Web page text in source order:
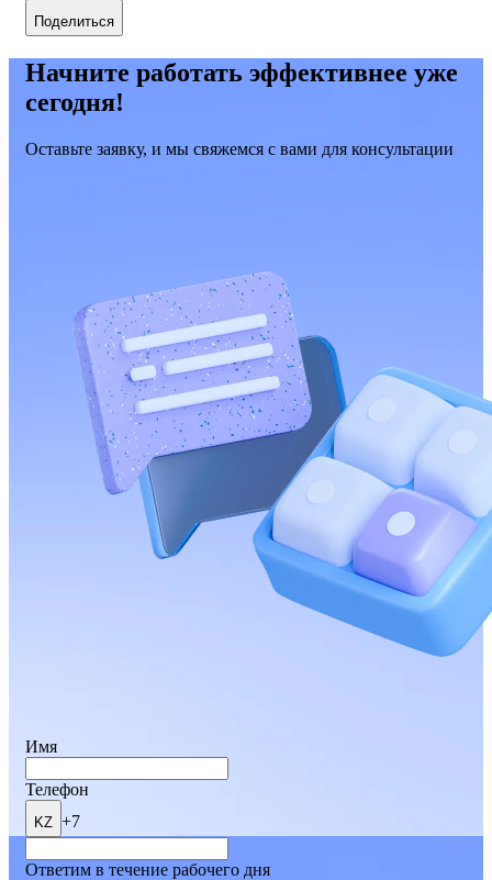
Поделиться
Начните работать эффективнее уже
сегодня!
Оставьте заявку, и мы свяжемся с вами для консультации
Имя
Телефон
KZ +7
Ответим в течение рабочего дня